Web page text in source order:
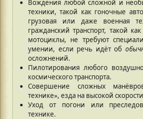
Вождения любой сложной и
техники, такой как гоночные
грузовая или даже военная
гражданский транспорт, такой
мотоциклы, не требуют
умении, если речь идёт об
осложнений.
Пилотирования любого
космического транспорта.
Совершение сложных
технике», езда на высокой
Уход от погони или
технике.